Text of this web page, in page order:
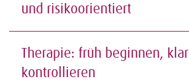
und risikoorientiert
Therapie: früh beginnen, klar
kontrollieren